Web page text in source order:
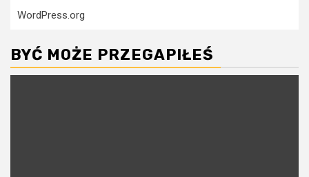
WordPress.org
BYĆ MOŻE PRZEGAPIŁEŚ